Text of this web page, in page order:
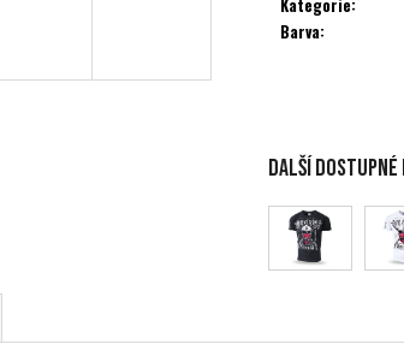
Barva:
Další dostupné